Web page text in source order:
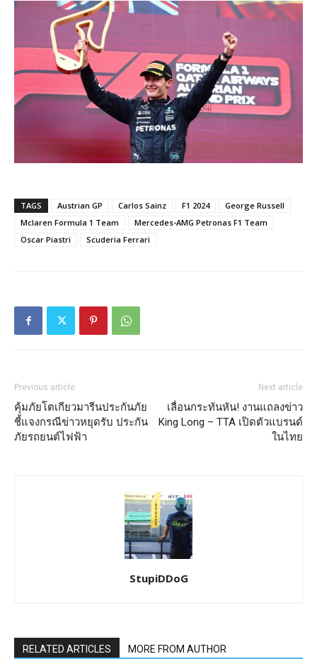
TAGS Austrian GP Carlos Sainz F1 2024
George Russell
Mclaren Formula 1 Team
Mercedes-AMG Petronas F1 Team
Oscar Piastri
Scuderia Ferrari
Previous article
คุ้มภัยโตเกียวมารีนประกันภัย
ชี้แจงกรณีข่าวหยุดรับ ประกัน
ภัยรถยนต์ไฟฟ้า
Next article
เลื่อนกระทันหัน! งานแถลงข่าว
King Long – TTA เปิดตัวแบรนด์
ในไทย
StupiDDoG
RELATED ARTICLES MORE FROM AUTHOR